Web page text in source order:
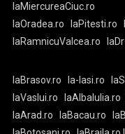
laMiercureaCiuc.ro
laOradea.ro
laPitesti.ro
laRamnicuValcea.ro
laBrasov.ro la-Iasi.ro
laVaslui.ro
laAlbaIulia.ro
laArad.ro
laBacau.ro